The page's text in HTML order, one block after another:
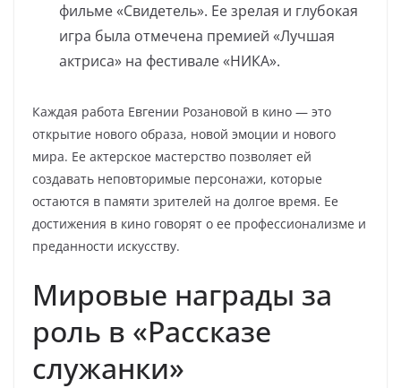
фильме «Свидетель». Ее зрелая и глубокая
игра была отмечена премией «Лучшая
актриса» на фестивале «НИКА».
Каждая работа Евгении Розановой в кино — это
открытие нового образа, новой эмоции и нового
мира. Ее актерское мастерство позволяет ей
создавать неповторимые персонажи, которые
остаются в памяти зрителей на долгое время. Ее
достижения в кино говорят о ее профессионализме и
преданности искусству.
Мировые награды за
роль в «Рассказе
служанки»